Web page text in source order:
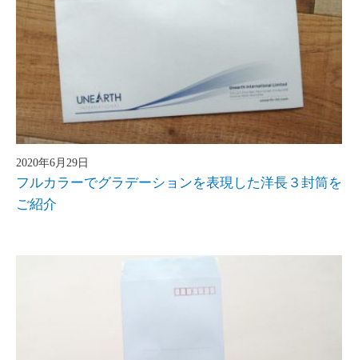
2020年6月29日
フルカラーでグラデーションを表現した洋長３封筒を
ご紹介